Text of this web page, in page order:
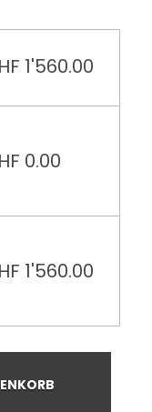
1'560.00
0.00
1'560.00